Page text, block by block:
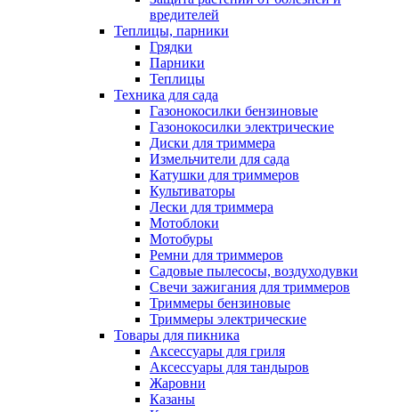
вредителей
Теплицы, парники
Грядки
Парники
Теплицы
Техника для сада
Газонокосилки бензиновые
Газонокосилки электрические
Диски для триммера
Измельчители для сада
Катушки для триммеров
Культиваторы
Лески для триммера
Мотоблоки
Мотобуры
Ремни для триммеров
Садовые пылесосы, воздуходувки
Свечи зажигания для триммеров
Триммеры бензиновые
Триммеры электрические
Товары для пикника
Аксессуары для гриля
Аксессуары для тандыров
Жаровни
Казаны